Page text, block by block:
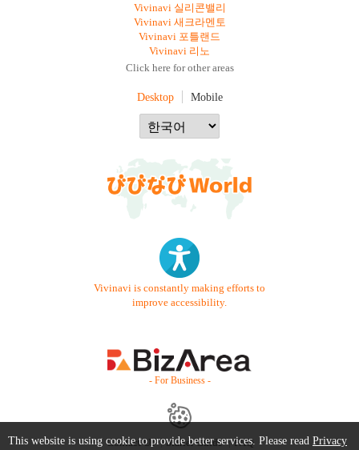
Vivinavi 실리콘밸리
Vivinavi 새크라멘토
Vivinavi 포틀랜드
Vivinavi 리노
Click here for other areas
Desktop Mobile
Vivinavi is constantly making efforts to
improve accessibility.
- For Business -
Contact Us Starter Guide FAQ
This website is using cookie to provide better services. Please read Privacy